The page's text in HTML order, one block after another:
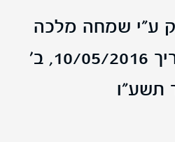
ע"י שמחה מלכה
2016,
ב'
תשע"ו